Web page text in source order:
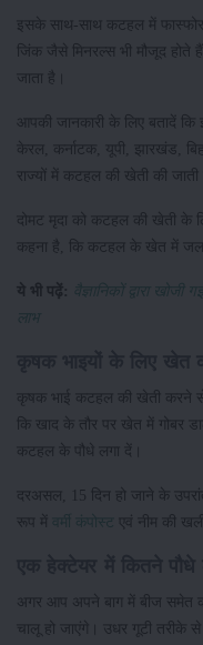
इसके साथ-साथ कटहल में
जिंक जैसे मिनरल्स भी मौजूद
जाता है।
आपकी जानकारी के लिए बतादें
केरल, कर्नाटक, यूपी, झारखंड,
राज्यों में कटहल की खेती की जाती
दोमट मृदा को कटहल की खेती के
कहना है, कि कटहल के खेत में जल
ये भी पढ़ें:
वैज्ञानिकों द्वारा
लाभ
कृषक भाई कटहल की खेती करने
कि खाद के तौर पर खेत में
कटहल के पौधे लगा दें।
दरअसल, 15 दिन हो जाने के
रूप में
वर्मी कंपोस्ट एवं नीम की
अगर आप अपने बाग में बीज
चालू हो जाएंगे। उधर गूटी